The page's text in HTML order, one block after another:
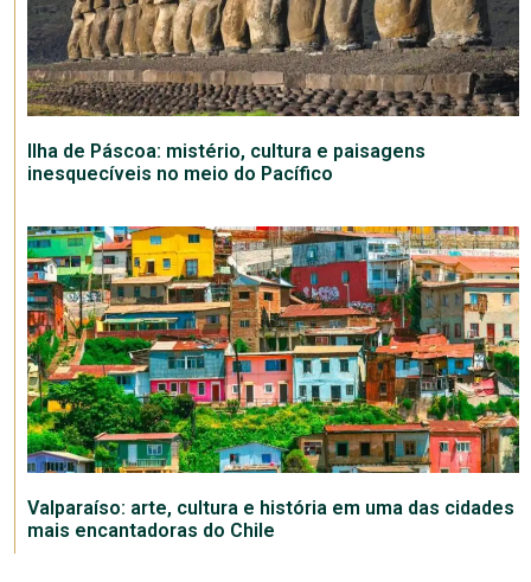
Ilha de Páscoa: mistério, cultura e paisagens
inesquecíveis no meio do Pacífico
Valparaíso: arte, cultura e história em uma das cidades
mais encantadoras do Chile